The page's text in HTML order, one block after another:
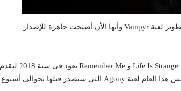
إستوديو Dontnod Entertainment يعلن رسميا عن إنتهائه من تطوير لعبة Vampyr وأنها الأن أصبحت جاهزة للإصدار
المشهور بصناعته لسلسلة Life Is Strange و Remember Me يعود في سنة 2018 ليقدم
لنا لعبة رعب جديدة بعنوان Vampyr والتى من المتوقع أن تنافس هذا العام لعبة Agony التى ستصدر قبلها بحوالى أسبوع